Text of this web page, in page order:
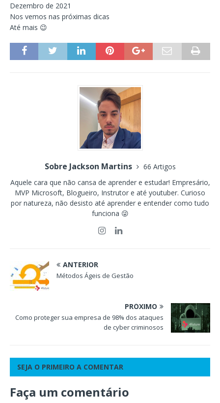
Dezembro de 2021
Nos vemos nas próximas dicas
Até mais 😉
Sobre Jackson Martins
66 Artigos
Aquele cara que não cansa de aprender e estudar! Empresário,
MVP Microsoft, Blogueiro, Instrutor e até youtuber. Curioso
por natureza, não desisto até aprender e entender como tudo
funciona 😜
ANTERIOR
Métodos Ágeis de Gestão
PRÓXIMO
Como proteger sua empresa de 98% dos ataques
de cyber criminosos
SEJA O PRIMEIRO A COMENTAR
Faça um comentário